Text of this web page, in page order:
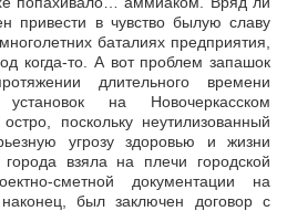
привести в чувство былую славу
баталиях предприятия,
когда-то. А вот проблем запашок
длительного времени
на Новочеркасском
поскольку неутилизованный
угрозу здоровью и жизни
взяла на плечи городской
сметной документации на
был заключен договор с